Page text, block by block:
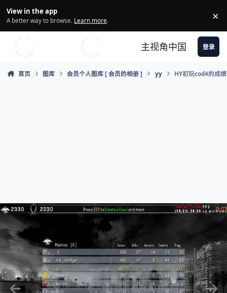
View in the app
A better way to browse. Learn more. ×
主视角中国 登录
首页 图库 会员个人图库 [ 会员的相册 ] yy HY初玩cod4的成绩